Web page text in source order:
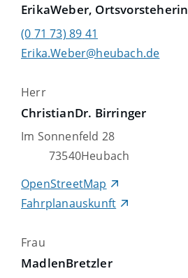
ErikaWeber, Ortsvorsteherin
Erika.Weber@heubach.de
(0 71 73) 89 41
Herr
ChristianDr. Birringer
Im Sonnenfeld 28
73540Heubach
OpenStreetMap
Fahrplanauskunft
Frau
MadlenBretzler